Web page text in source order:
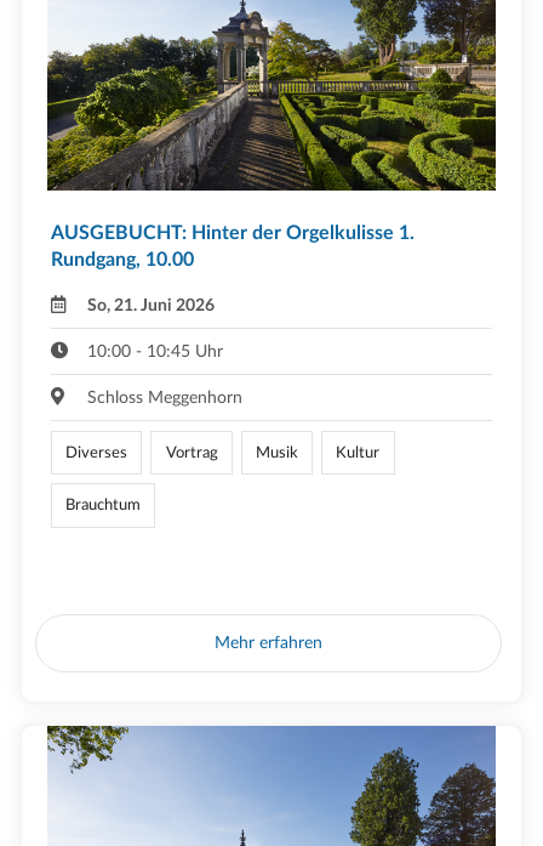
AUSGEBUCHT: Hinter der Orgelkulisse 1.
Rundgang, 10.00
So, 21. Juni 2026
10:00 - 10:45 Uhr
Schloss Meggenhorn
Diverses Vortrag Musik Kultur
Brauchtum
Mehr erfahren